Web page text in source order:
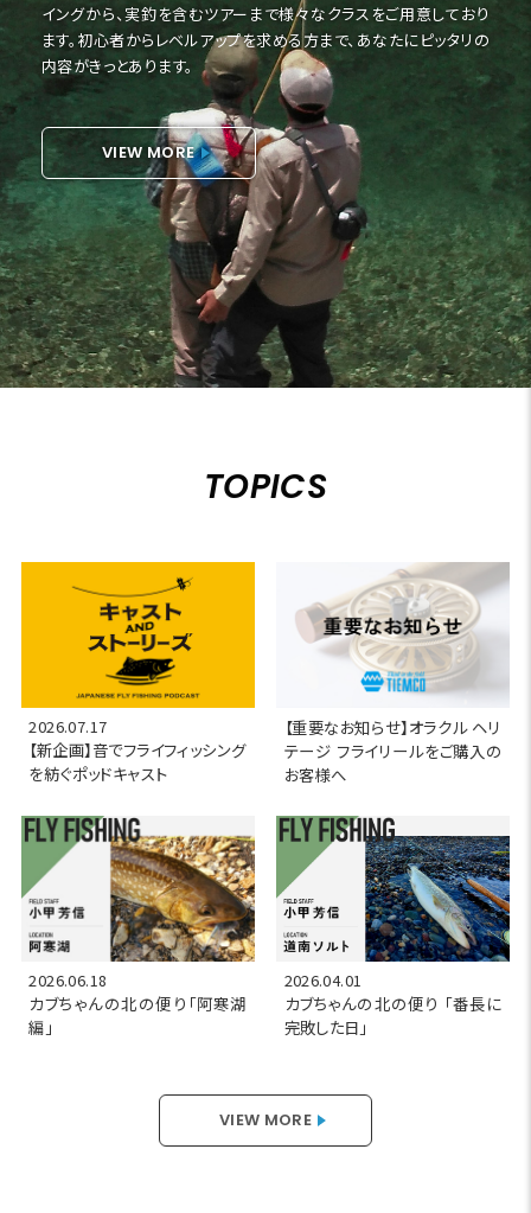
イングから、実釣を含むツアーまで様々なクラスをご用意しており
ます。初心者からレベルアップを求める方まで、あなたにピッタリの
内容がきっとあります。
VIEW MORE
TOPICS
2026.07.17
【新企画】音でフライフィッシング
を紡ぐポッドキャスト
【重要なお知らせ】オラクル ヘリ
テージ フライリールをご購入の
お客様へ
2026.06.18
カブちゃんの北の便り「阿寒湖
編」
2026.04.01
カブちゃんの北の便り 「番長に
完敗した日」
VIEW MORE